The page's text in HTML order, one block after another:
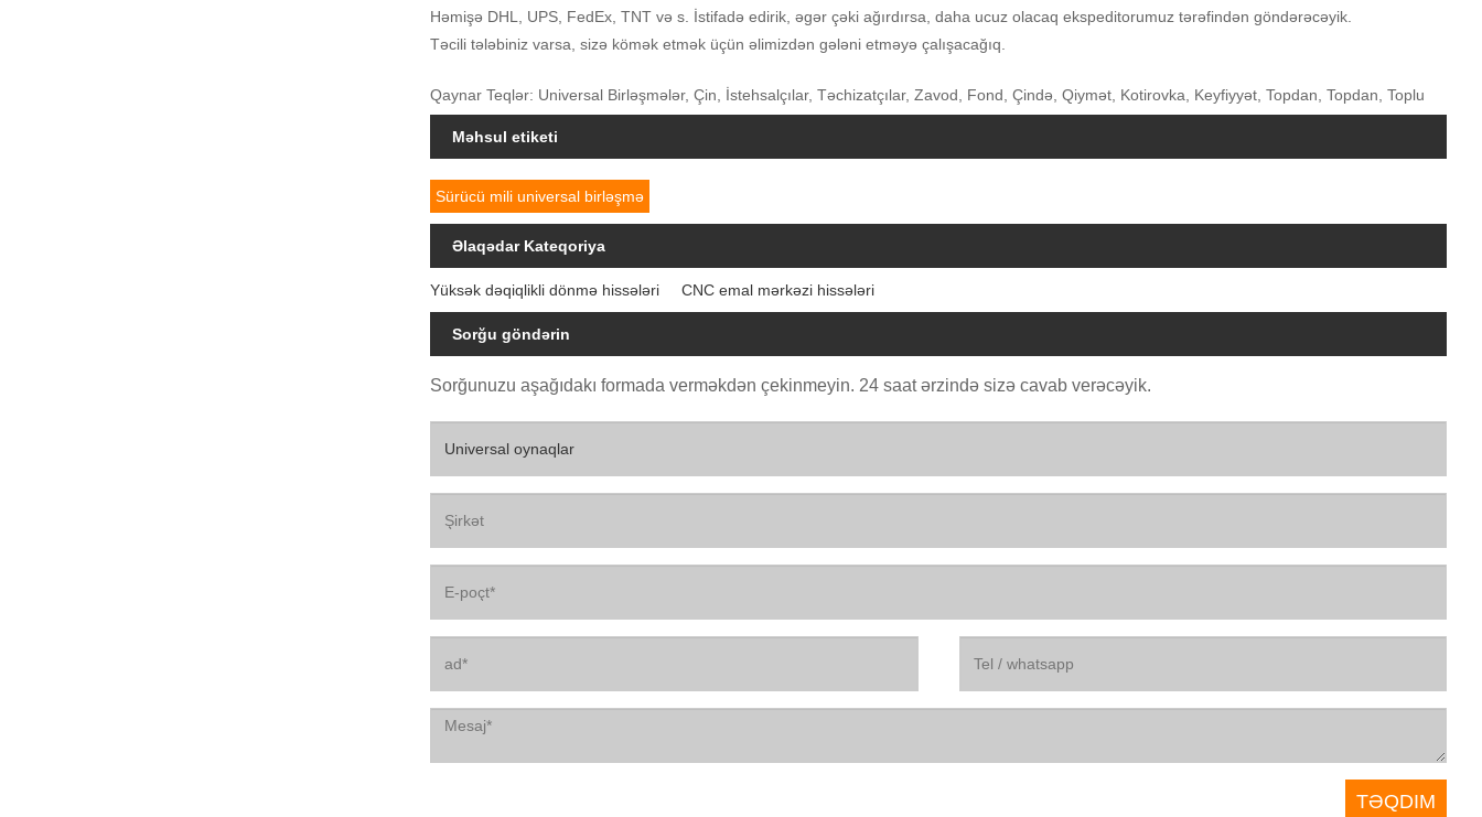
Həmişə DHL, UPS, FedEx, TNT və s. İstifadə edirik, əgər çəki ağırdırsa, daha ucuz olacaq ekspeditorumuz tərəfindən göndərəcəyik.
Təcili tələbiniz varsa, sizə kömək etmək üçün əlimizdən gələni etməyə çalışacağıq.
Qaynar Teqlər: Universal Birləşmələr, Çin, İstehsalçılar, Təchizatçılar, Zavod, Fond, Çində, Qiymət, Kotirovka, Keyfiyyət, Topdan, Topdan, Toplu
Məhsul etiketi
Sürücü mili universal birləşmə
Əlaqədar Kateqoriya
Yüksək dəqiqlikli dönmə hissələri CNC emal mərkəzi hissələri
Sorğu göndərin
Sorğunuzu aşağıdakı formada verməkdən çekinmeyin. 24 saat ərzində sizə cavab verəcəyik.